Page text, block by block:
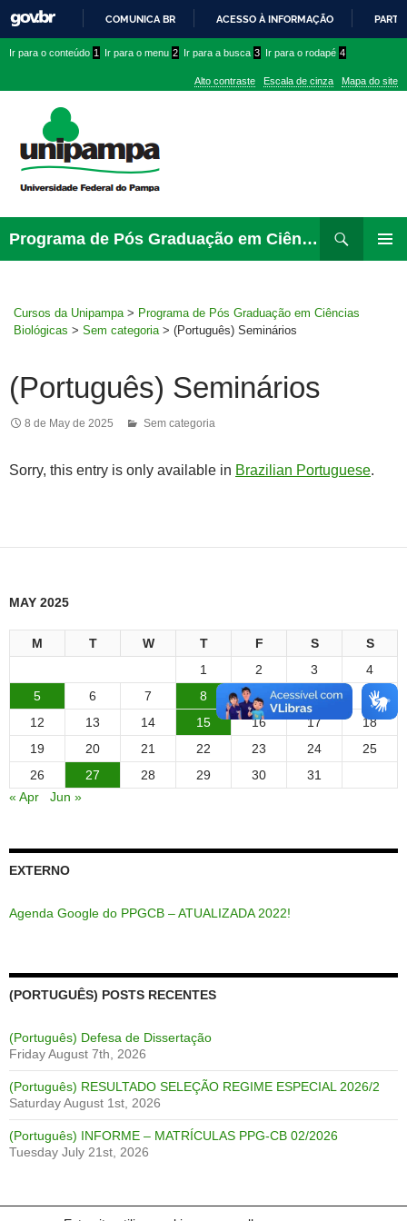
PARA
CONTEÚDO
COMUNICA BR ACESSO À INFORMAÇÃO
conteúdo
menu
superior
menu
Ir para o conteúdo 1 Ir para o menu 2 Ir para a busca 3 Ir para o rodapé 4
Alto contraste Escala de cinza Mapa do site
Programa de Pós Graduação em Ciências Biológicas
para
Cursos da Unipampa > Programa de Pós Graduação em Ciências
Biológicas > Sem categoria > (Português) Seminários
(Português) Seminários
8 de May de 2025 Sem categoria
Sorry, this entry is only available in Brazilian Portuguese.
MAY 2025
M T W T F S
S
1
2 3
4
5
6 7 8 9 10
11
12
13 14 15 16 17
18
19
20 21 22 23 24
25
26
27 28 29 30
31
« Apr
Jun »
EXTERNO
Agenda Google do PPGCB – ATUALIZADA 2022!
(PORTUGUÊS) POSTS RECENTES
(Português) Defesa de Dissertação
Friday August 7th, 2026
(Português) RESULTADO SELEÇÃO REGIME ESPECIAL 2026/2
Saturday August 1st, 2026
(Português) INFORME – MATRÍCULAS PPG-CB 02/2026
Tuesday July 21st, 2026